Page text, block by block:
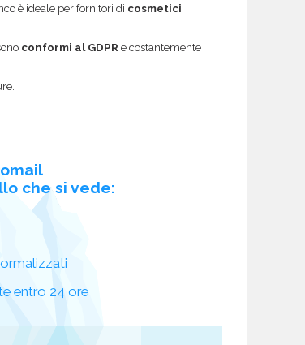
è ideale per fornitori di cosmetici
conformi al GDPR e costantemente
che si vede:
entro 24 ore